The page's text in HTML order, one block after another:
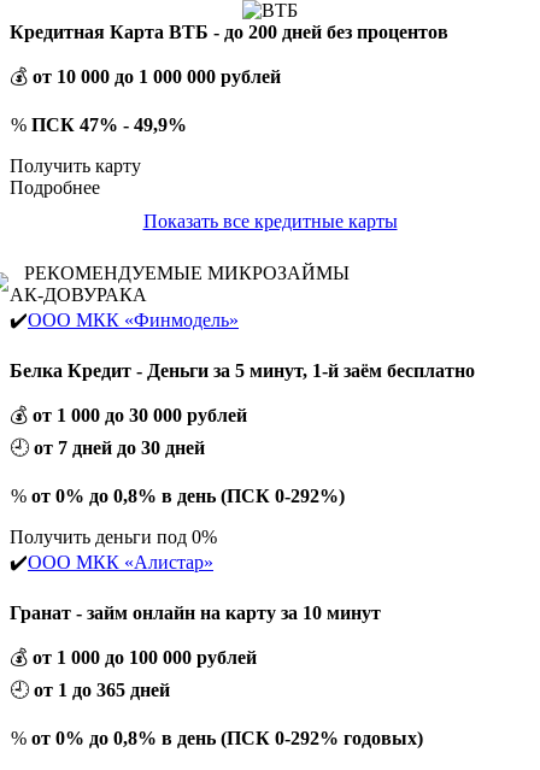
Кредитная Карта ВТБ - до 200 дней без процентов
💰 от 10 000 до 1 000 000 рублей
% ПСК 47% - 49,9%
Получить карту
Подробнее
Показать все кредитные карты
РЕКОМЕНДУЕМЫЕ МИКРОЗАЙМЫ
АК-ДОВУРАКА
✔️ООО МКК «Финмодель»
Белка Кредит - Деньги за 5 минут, 1-й заём бесплатно
💰 от 1 000 до 30 000 рублей
🕘 от 7 дней до 30 дней
% от 0% до 0,8% в день (ПСК 0-292%)
Получить деньги под 0%
✔️ООО МКК «Алистар»
Гранат - займ онлайн на карту за 10 минут
💰 от 1 000 до 100 000 рублей
🕘 от 1 до 365 дней
% от 0% до 0,8% в день (ПСК 0-292% годовых)